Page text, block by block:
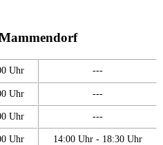
Uhr ---
Uhr ---
Uhr ---
Uhr 14:00 Uhr - 18:30 Uhr